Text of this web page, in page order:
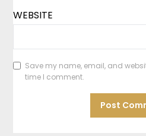
WEBSITE
Save my name, email, and
time I comment.